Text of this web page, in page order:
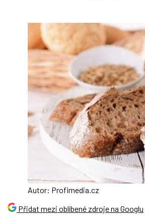
Autor: Profimedia.cz
Přidat mezi oblíbené zdroje na Googlu